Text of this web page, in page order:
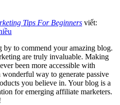
Tips For Beginners viết:
by to commend your amazing blog.
are truly invaluable. Making
been more accessible with
way to generate passive
you believe in. Your blog is a
for emerging affiliate marketers.